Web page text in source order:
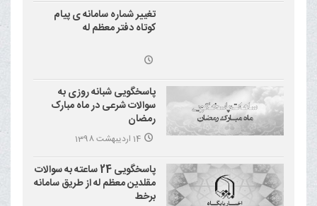
تغییر شماره سامانه ی پیام
کوتاه دفتر معظم له
پاسخگویی شبانه روزی به
سوالات شرعی در ماه مبارک
رمضان
14 اردیبهشت 1398
پاسخگویی 24 ساعته به سوالات
مقلدین معظم له از طریق سامانه
برخط